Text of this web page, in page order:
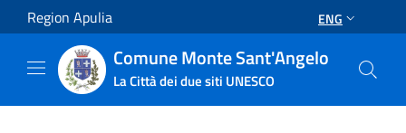
Salta al contenuto principale
Region Apulia ENG
Comune Monte Sant'Angelo
La Città dei due siti UNESCO